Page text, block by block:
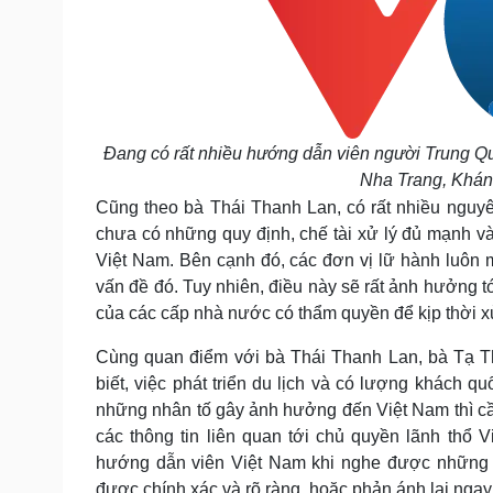
Đang có rất nhiều hướng dẫn viên người Trung
Nha Trang,
Cũng theo bà Thái Thanh Lan, có rất nhiều
chưa có những quy định, chế tài xử lý đủ mạnh
Việt Nam. Bên cạnh đó, các đơn vị lữ hành luôn
vấn đề đó. Tuy nhiên, điều này sẽ rất ảnh hưởng
của các cấp nhà nước có thẩm quyền để kịp thời
Cùng quan điểm với bà Thái Thanh Lan, bà Tạ
biết, việc phát triển du lịch và có lượng khách
những nhân tố gây ảnh hưởng đến Việt Nam thì
các thông tin liên quan tới chủ quyền lãnh thổ
hướng dẫn viên Việt Nam khi nghe được
được chính xác và rõ ràng, hoặc phản ánh lại